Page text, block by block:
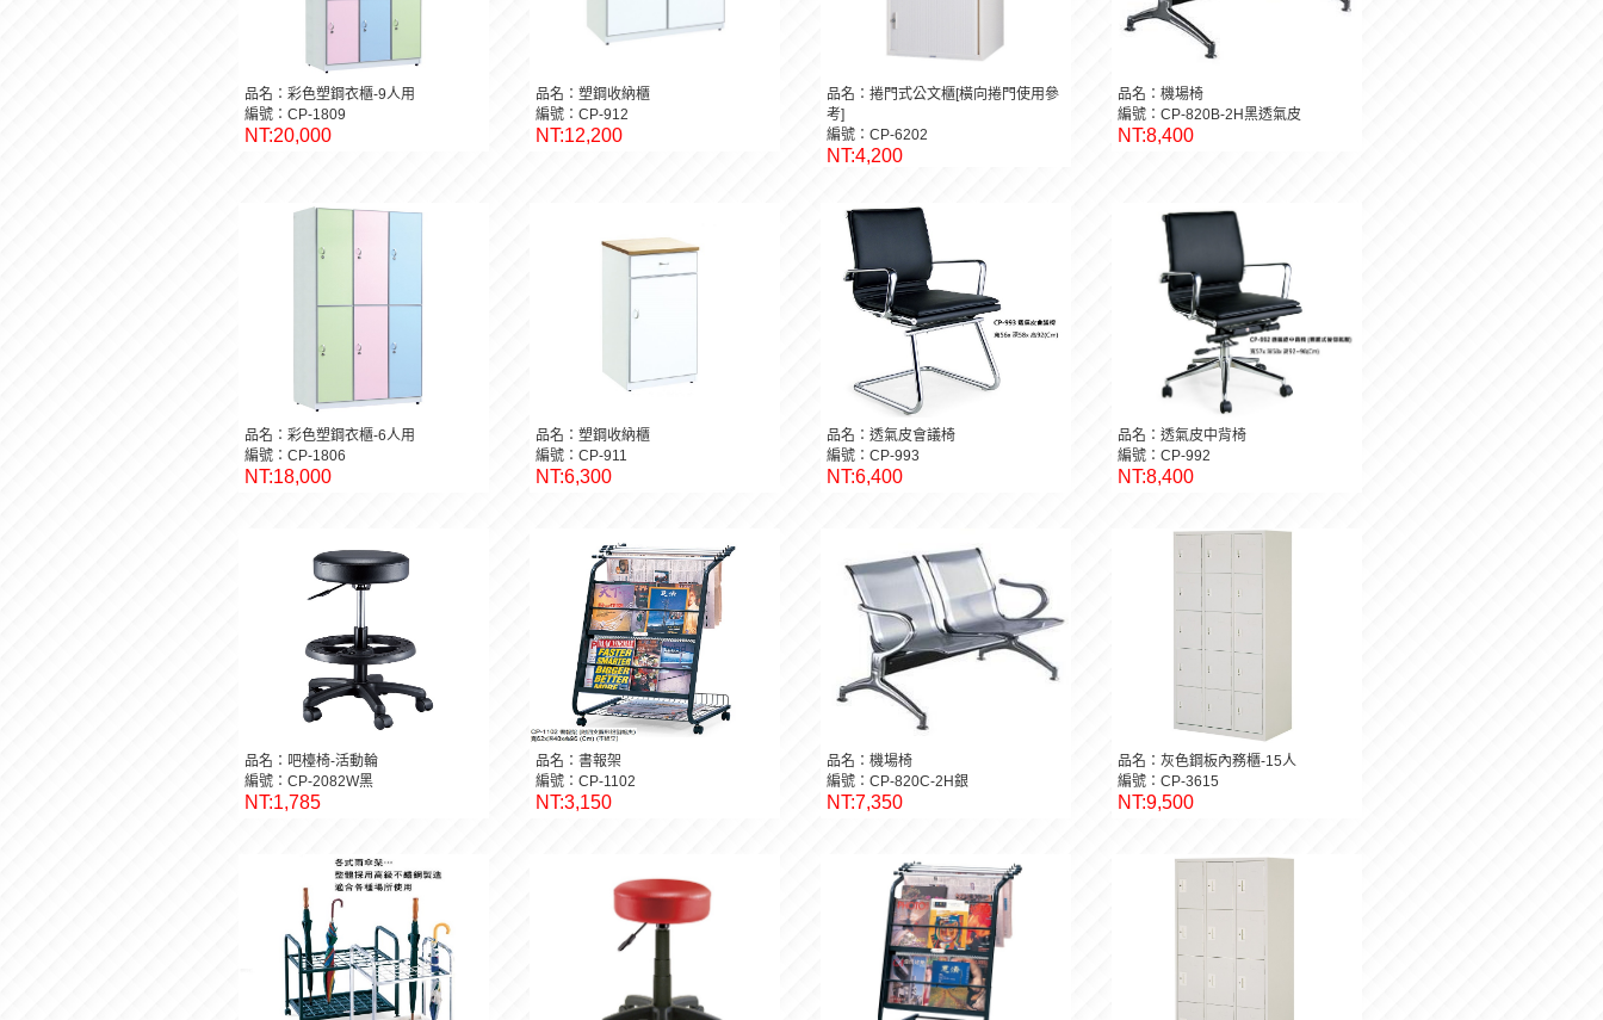
品名：彩色塑鋼衣櫃-9人用
編號：CP-1809
NT:20,000
品名：塑鋼收納櫃
編號：CP-912
NT:12,200
品名：捲門式公文櫃[橫向捲門使用參
考]
編號：CP-6202
NT:4,200
品名：機場椅
編號：CP-820B-2H黑透氣皮
NT:8,400
品名：彩色塑鋼衣櫃-6人用
編號：CP-1806
NT:18,000
品名：塑鋼收納櫃
編號：CP-911
NT:6,300
品名：透氣皮會議椅
編號：CP-993
NT:6,400
品名：透氣皮中背椅
編號：CP-992
NT:8,400
品名：吧檯椅-活動輪
編號：CP-2082W黑
NT:1,785
品名：書報架
編號：CP-1102
NT:3,150
品名：機場椅
編號：CP-820C-2H銀
NT:7,350
品名：灰色鋼板內務櫃-15人
編號：CP-3615
NT:9,500